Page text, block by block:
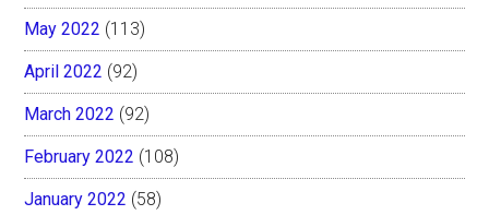
May 2022 (113)
April 2022 (92)
March 2022 (92)
February 2022 (108)
January 2022 (58)